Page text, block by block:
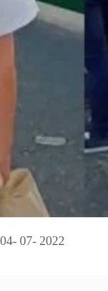
04- 07- 2022